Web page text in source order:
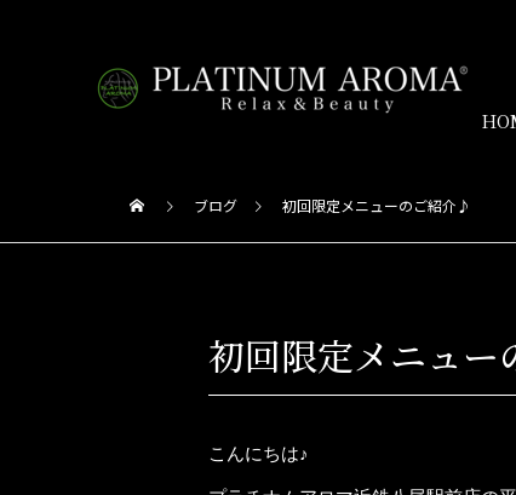
ブログ 初回限定メニューのご紹介♪
初回限定メニュ
こんにちは♪